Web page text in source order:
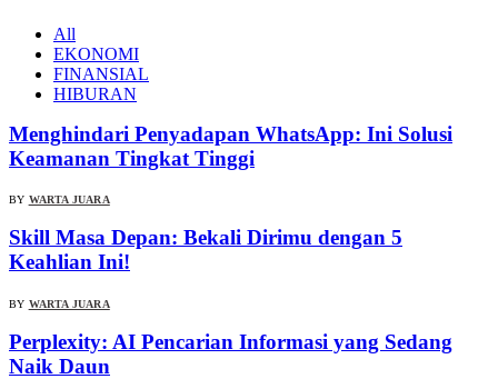
All
EKONOMI
FINANSIAL
HIBURAN
Menghindari Penyadapan WhatsApp: Ini Solusi
Keamanan Tingkat Tinggi
BY WARTA JUARA
Skill Masa Depan: Bekali Dirimu dengan 5
Keahlian Ini!
BY WARTA JUARA
Perplexity: AI Pencarian Informasi yang Sedang
Naik Daun